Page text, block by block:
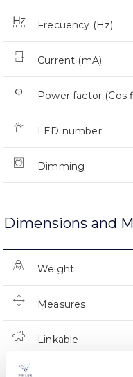
Frecuency (Hz)
Current (mA)
Power factor (Cos
LED number
Dimming
Dimensions and
Weight
Measures
Linkable